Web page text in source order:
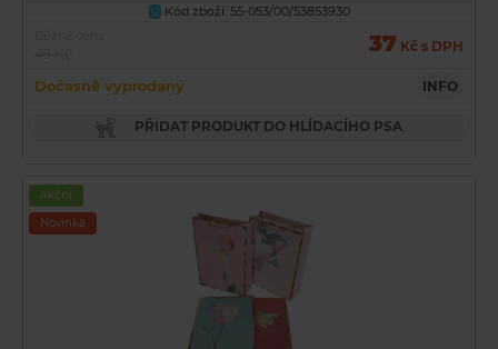
U Kód zboží: 55-053/00/53853930
37 Kč s DPH
Dočasně vyprodaný INFO
PŘIDAT PRODUKT DO HLÍDACÍHO PSA
Akční
Novinka